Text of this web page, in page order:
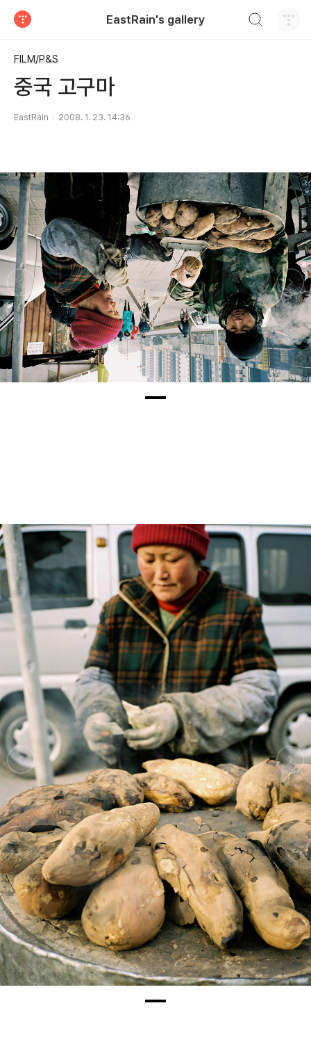
EastRain's gallery
FILM/P&S
중국 고구마
EastRain 2008. 1. 23. 14:36